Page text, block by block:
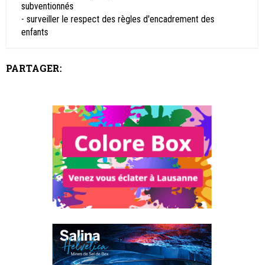
subventionnés
- surveiller le respect des règles d'encadrement des
enfants
PARTAGER: